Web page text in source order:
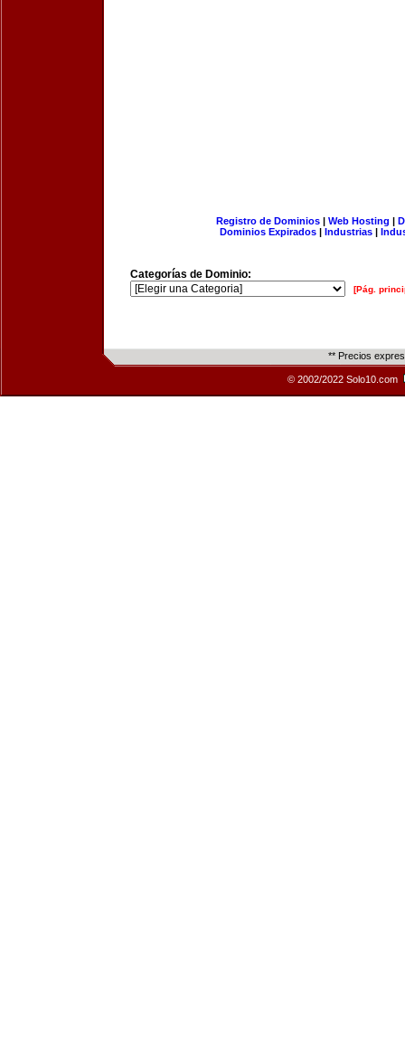
Registro de Dominios| Web Hosting |
Dominios Expirados | Industrias |
Categorías de Dominio:
[Pág.
** Precios
© 2002/2022 Solo10.com